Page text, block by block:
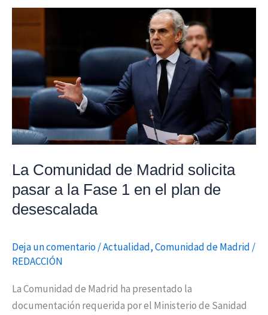
La Comunidad de Madrid solicita
pasar a la Fase 1 en el plan de
desescalada
Deja un comentario/Actualidad,Comunidad de Madrid /
REDACCIÓN
La Comunidad de Madrid ha presentado la
documentación requerida por el Ministerio de Sanidad
de
Madrid
solicita
pasar
la
Fase
1
el
plan
desescalada